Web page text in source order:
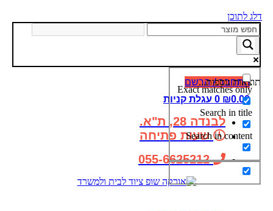
דלג לתוכן
תוצאות נוספות...
Exact matches only
Search in title
Search in content
התחבר / הרשם
₪0.00
0 עגלת קניות
לבנדה 28, ת"א.
שעות פתיחה
055-6625212